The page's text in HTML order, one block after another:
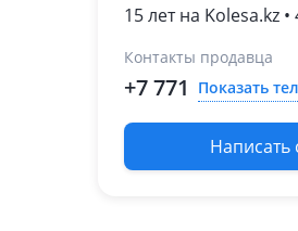
15 лет на Kolesa.kz
Контакты продавца
+7 771 Показать